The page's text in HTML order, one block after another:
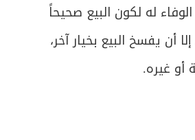
له لكون البيع صحيحاً
أن يفسخ البيع بخيار آخر،
أو غيره.